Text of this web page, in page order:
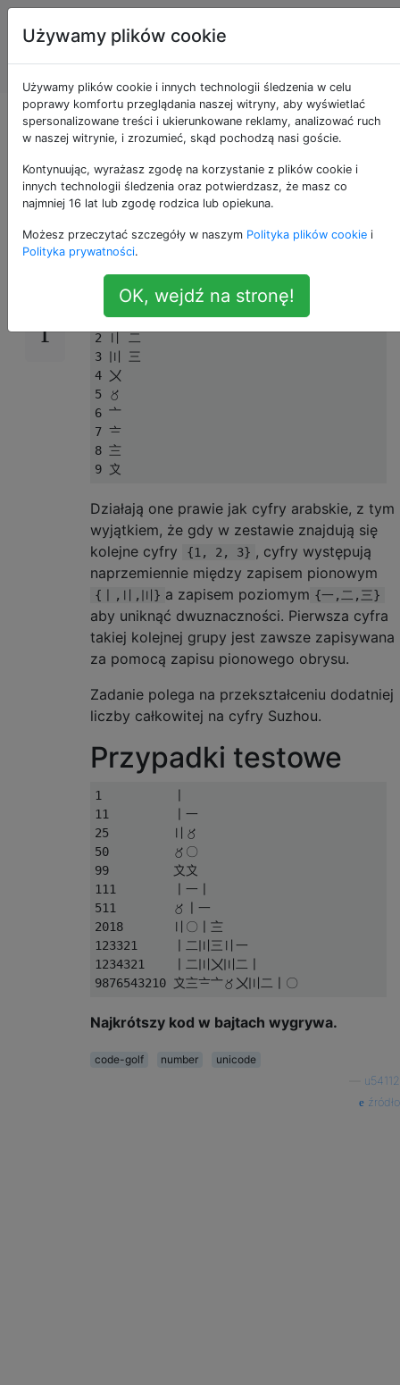
Programowanie
puzzli i Code
Golf
Konwertuj na liczby
Suzhou
27 Cyfry Suzhou(蘇州 碼子; także 花 碼) to
chińskie liczby dziesiętne:
0 〇
1 〡 一
2 〢 二
3 〣 三
4 〤
5 〥
6 〦
7 〧
8 〨
Działają one prawie jak cyfry arabskie, z tym
wyjątkiem, że gdy w zestawie znajdują się
kolejne cyfry
{1, 2, 3} , cyfry występują
naprzemiennie między zapisem pionowym
{〡,〢,〣} a zapisem poziomym {一,二,三}
aby uniknąć dwuznaczności. Pierwsza cyfra
takiej kolejnej grupy jest zawsze zapisywana
za pomocą zapisu pionowego obrysu.
Zadanie polega na przekształceniu dodatniej
liczby całkowitej na cyfry Suzhou.
Przypadki testowe
1          〡
11         〡一
25         〢〥
50         〥〇
99         〩〩
111        〡一〡
511        〥〡一
2018       〢〇〡〨
123321     〡二〣三〢一
1234321    〡二〣〤〣二〡
Najkrótszy kod w bajtach wygrywa.
code-golf number
unicode
u54112
źródło
Używamy plików cookie
Używamy plików cookie i innych technologii śledzenia w celu
poprawy komfortu przeglądania naszej witryny, aby wyświetlać
spersonalizowane treści i ukierunkowane reklamy, analizować ruch
w naszej witrynie, i zrozumieć, skąd pochodzą nasi goście.
Kontynuując, wyrażasz zgodę na korzystanie z plików cookie i
innych technologii śledzenia oraz potwierdzasz, że masz co
najmniej 16 lat lub zgodę rodzica lub opiekuna.
Możesz przeczytać szczegóły w naszym Polityka plików cookie i
Polityka prywatności.
OK, wejdź na stronę!